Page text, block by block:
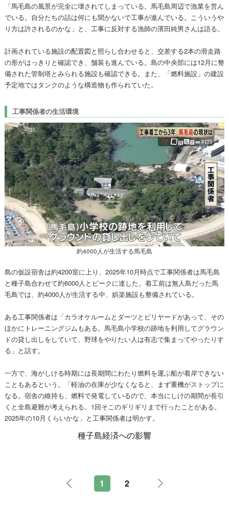
「馬毛島の風景が完全に壊されてしまっている。馬毛島周辺で漁業を営ん
でいる。自分たちの話は何にも聞かないで工事が進んでいる。こういうや
り方は許されるのかな」と、工事に反対する漁師の濱田純男さんは語る。
計画されている施設の配置図と照らし合わせると、交差する2本の滑走路
の形がはっきりと確認でき、舗装も進んでいる。島の中央部には12月に整
備された管制塔とみられる施設も確認できる。また、「燃料施設」の建設
予定地ではタンクのような構造物も作られていた。
工事関係者の生活環境
約4000人が生活する馬毛島
島の仮設宿舎は約4200室に上り、2025年10月時点で工事関係者は馬毛島
と種子島合わせて約6000人とピークに達した。着工前は無人島だった馬
毛島では、約4000人が生活する中、娯楽施設も整備されている。
ある工事関係者は「カラオケルームとダーツとビリヤードがあって、その
ほかにトレーニングジムもある。馬毛島小学校の跡地を利用してグラウン
ドの貸し出しをしていて、野球をやりたい人は有志で集まってやったりす
る」と話す。
一方で、海がしける時期には長期間にわたり燃料を運ぶ船が着岸できない
こともあるという。「軽油の在庫が少なくなると、まず重機がストップに
なる。宿舎の維持も、燃料で発電しているので、本当にしけの期間が長引
くと全島避難が考えられる。1回そこのギリギリまで行ったことがある。
2025年の10月くらいかな」と工事関係者は明かす。
種子島経済への影響
1 2